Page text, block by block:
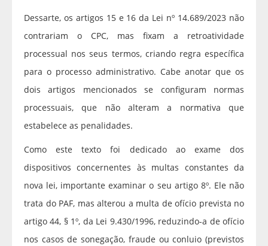
Dessarte, os artigos 15 e 16 da Lei nº 14.689/2023 não
contrariam o CPC, mas fixam a retroatividade
processual nos seus termos, criando regra específica
para o processo administrativo. Cabe anotar que os
dois artigos mencionados se configuram normas
processuais, que não alteram a normativa que
estabelece as penalidades.
Como este texto foi dedicado ao exame dos
dispositivos concernentes às multas constantes da
nova lei, importante examinar o seu artigo 8º. Ele não
trata do PAF, mas alterou a multa de ofício prevista no
artigo 44, § 1º, da Lei 9.430/1996, reduzindo-a de ofício
nos casos de sonegação, fraude ou conluio (previstos